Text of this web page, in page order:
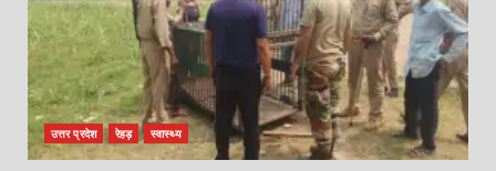
उत्तर प्रदेश रेहड़ स्वास्थ्य